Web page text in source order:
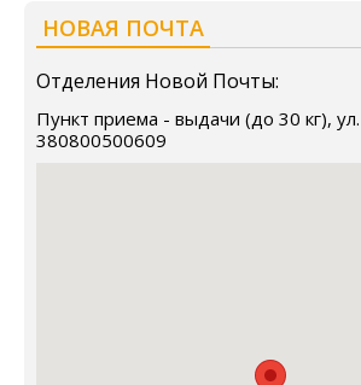
НОВАЯ ПОЧТА
Отделения Новой Почты:
Пункт приема - выдачи (до 30 кг),
380800500609